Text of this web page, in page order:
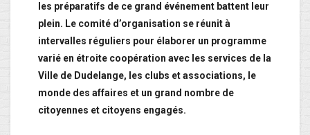
les préparatifs de ce grand événement battent leur
plein. Le comité d’organisation se réunit à
intervalles réguliers pour élaborer un programme
varié en étroite coopération avec les services de la
Ville de Dudelange, les clubs et associations, le
monde des affaires et un grand nombre de
citoyennes et citoyens engagés.